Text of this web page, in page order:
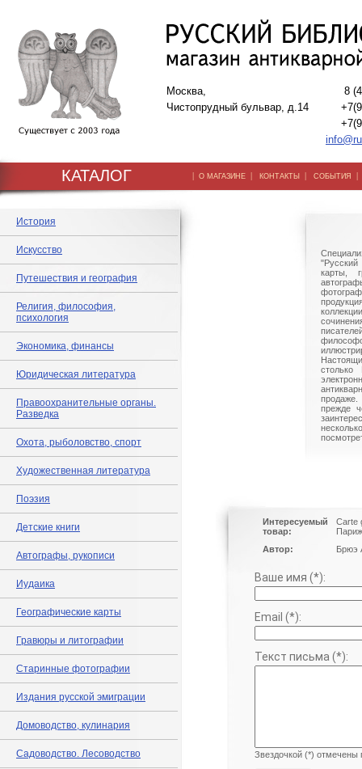
Москва,
Чистопрудный бульвар, д.14
8
КАТАЛОГ | О МАГАЗИНЕ | КОНТАКТЫ | СОБЫТИЯ
История
Искусство
Путешествия и география
Религия, философия,
психология
Экономика, финансы
Юридическая литература
Правоохранительные органы.
Разведка
Охота, рыболовство, спорт
Художественная литература
Поэзия
Детские книги
Автографы, рукописи
Иудаика
Географические карты
Гравюры и литографии
Старинные фотографии
Издания русской эмиграции
Домоводство, кулинария
Садоводство. Лесоводство
"Русский
карты,
столько
прежде
Интересуемый
товар:
Carte
Автор:
Брюэ
Ваше имя (*):
Email (*):
Текст письма (*):
Звездочкой (*) отмечены